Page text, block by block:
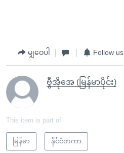
မျှဝေပါ Follow us
ဗွီအိုအေ (မြန်မာပိုင်း)
This item is part of
မြန်မာ နိုင်ငံတကာ